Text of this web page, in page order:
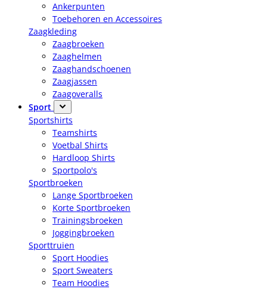
Ankerpunten
Toebehoren en Accessoires
Zaagkleding
Zaagbroeken
Zaaghelmen
Zaaghandschoenen
Zaagjassen
Zaagoveralls
Sport
Sportshirts
Teamshirts
Voetbal Shirts
Hardloop Shirts
Sportpolo's
Sportbroeken
Lange Sportbroeken
Korte Sportbroeken
Trainingsbroeken
Joggingbroeken
Sporttruien
Sport Hoodies
Sport Sweaters
Team Hoodies